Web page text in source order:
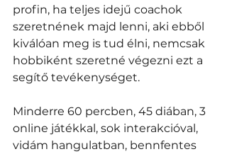
profin, ha teljes idejű coachok
szeretnének majd lenni, aki ebből
kiválóan meg is tud élni, nemcsak
hobbiként szeretné végezni ezt a
segítő tevékenységet.
Minderre 60 percben, 45 diában, 3
online játékkal, sok interakcióval,
vidám hangulatban, bennfentes